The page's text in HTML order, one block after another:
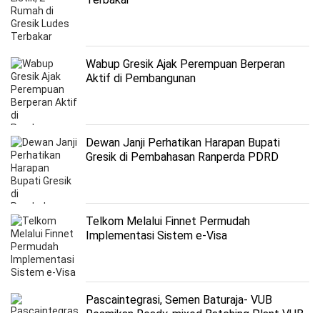
Wabup Gresik Ajak Perempuan Berperan
Aktif di Pembangunan
Dewan Janji Perhatikan Harapan Bupati
Gresik di Pembahasan Ranperda PDRD
Telkom Melalui Finnet Permudah
Implementasi Sistem e-Visa
Pascaintegrasi, Semen Baturaja- VUB